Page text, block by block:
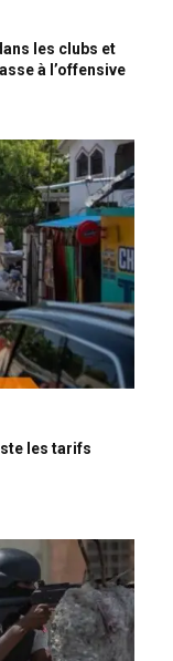
les clubs et
à l’offensive
les tarifs